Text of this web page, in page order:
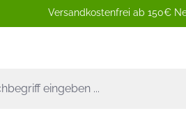
Versandkostenfrei ab 150€